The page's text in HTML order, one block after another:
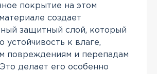
покрытие на этом
создает
защитный слой, который
устойчивость к влаге,
повреждениям и перепадам
делает его особенно